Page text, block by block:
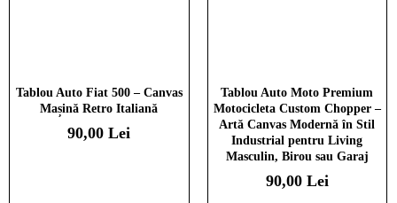
Tablou Auto Fiat 500 – Canvas
Mașină Retro Italiană
90,00 Lei
Tablou Auto Moto Premium
Motocicleta Custom Chopper –
Artă Canvas Modernă în Stil
Industrial pentru Living
Masculin, Birou sau Garaj
90,00 Lei